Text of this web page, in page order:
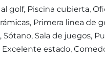
golf, Piscina cubierta,
Primera linea de
Sala de juegos,
estado,